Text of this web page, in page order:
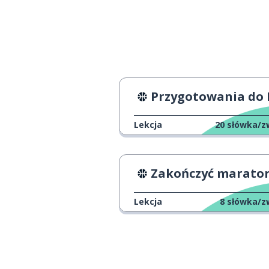
trzymać;
koszyk
przychodzić
na zewnątrz
Przygotowania do Igrzysk Olimpijskich Paryż
Lekcja 20 słówka/
Zakończyć
Lekcja 8 słówka/